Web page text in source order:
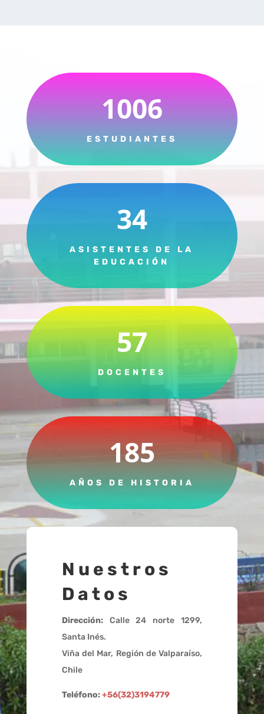
1006
ESTUDIANTES
34
ASISTENTES DE LA
EDUCACIÓN
57
DOCENTES
185
AÑOS DE HISTORIA
Nuestros
Datos
Dirección:Calle 24 norte 1299,
Santa Inés.
Viña del Mar, Región de Valparaíso,
Chile
Teléfono:+56(32)3194779